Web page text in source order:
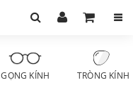
GỌNG KÍNH TRÒNG KÍNH